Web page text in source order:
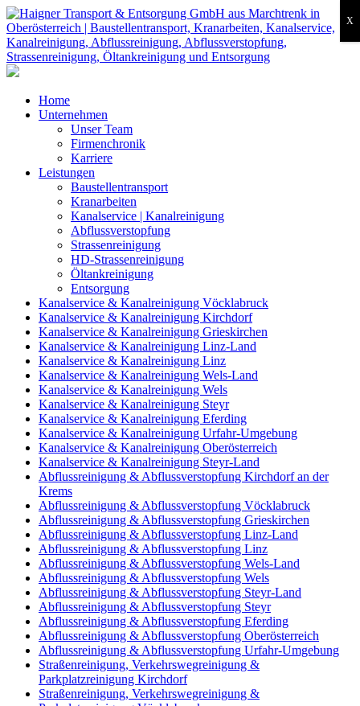
Home
Unternehmen
Unser Team
Firmenchronik
Karriere
Leistungen
Baustellentransport
Kranarbeiten
Kanalservice | Kanalreinigung
Abflussverstopfung
Strassenreinigung
HD-Strassenreinigung
Öltankreinigung
Entsorgung
Kanalservice & Kanalreinigung Vöcklabruck
Kanalservice & Kanalreinigung Kirchdorf
Kanalservice & Kanalreinigung Grieskirchen
Kanalservice & Kanalreinigung Linz-Land
Kanalservice & Kanalreinigung Linz
Kanalservice & Kanalreinigung Wels-Land
Kanalservice & Kanalreinigung Wels
Kanalservice & Kanalreinigung Steyr
Kanalservice & Kanalreinigung Eferding
Kanalservice & Kanalreinigung Urfahr-Umgebung
Kanalservice & Kanalreinigung Oberösterreich
Kanalservice & Kanalreinigung Steyr-Land
Abflussreinigung & Abflussverstopfung Kirchdorf an der
Krems
Abflussreinigung & Abflussverstopfung Vöcklabruck
Abflussreinigung & Abflussverstopfung Grieskirchen
Abflussreinigung & Abflussverstopfung Linz-Land
Abflussreinigung & Abflussverstopfung Linz
Abflussreinigung & Abflussverstopfung Wels-Land
Abflussreinigung & Abflussverstopfung Wels
Abflussreinigung & Abflussverstopfung Steyr-Land
Abflussreinigung & Abflussverstopfung Steyr
Abflussreinigung & Abflussverstopfung Eferding
Abflussreinigung & Abflussverstopfung Oberösterreich
Abflussreinigung & Abflussverstopfung Urfahr-Umgebung
Straßenreinigung, Verkehrswegreinigung &
Parkplatzreinigung Kirchdorf
Straßenreinigung, Verkehrswegreinigung &
X